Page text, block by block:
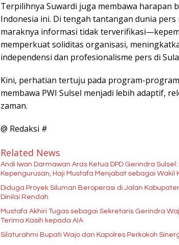
Terpilihnya Suwardi juga membawa harapan
Indonesia ini. Di tengah tantangan dunia
maraknya informasi tidak
memperkuat soliditas organisasi,
independensi dan profesionalisme pers di
Kini, perhatian tertuju pada program-
membawa PWI Sulsel menjadi lebih adaptif,
zaman.
@ Redaksi #
Related News
Andi Iwan Darmawan Aras Ketua DPD Gerindra
Diduga Proyek Siluman Beroperasi di Jalan
Dinilai Rendah
Mustafa Akhiri Tugas sebagai Sekretaris Gerindra
Terima Kasih kepada AIA
Silaturahmi Bupati Wajo dan Kapolres Perkokoh